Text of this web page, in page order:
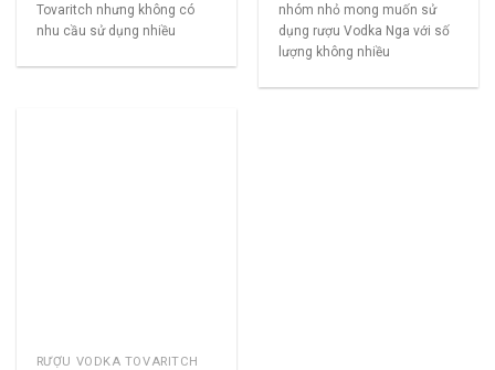
Tovaritch nhưng không có
nhu cầu sử dụng nhiều
nhóm nhỏ mong muốn sử
dụng rượu Vodka Nga với số
lượng không nhiều
RƯỢU VODKA TOVARITCH